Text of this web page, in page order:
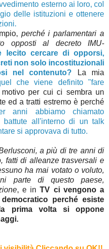
esterno ai loro, col
delle istituzioni e ottenere
perché i parlamentari a
opposti al decreto IMU-
lecito cercare di opporsi,
non solo incostituzionali
nel contenuto? La mia
che viene definito "fare
per cui ci sembra un
ed a tratti estremo è perché
anni abbiamo chiamato
all'interno di un talk
si approvava di tutto.
a più di tre anni di
fatti di alleanze trasversali e
ha mai votato o voluto,
parte di questo paese,
, e inTV ci vengono a
perché esiste
prima volta si oppone